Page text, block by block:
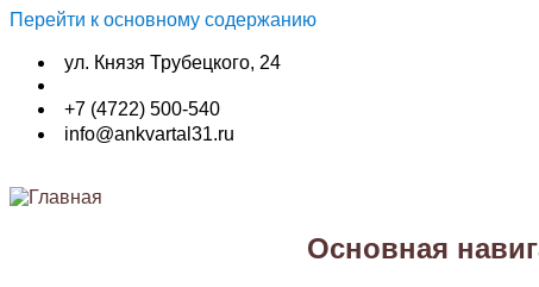
Перейти к основному содержанию
ул. Князя Трубецкого, 24
+7 (4722) 500-540
info@ankvartal31.ru
Основная